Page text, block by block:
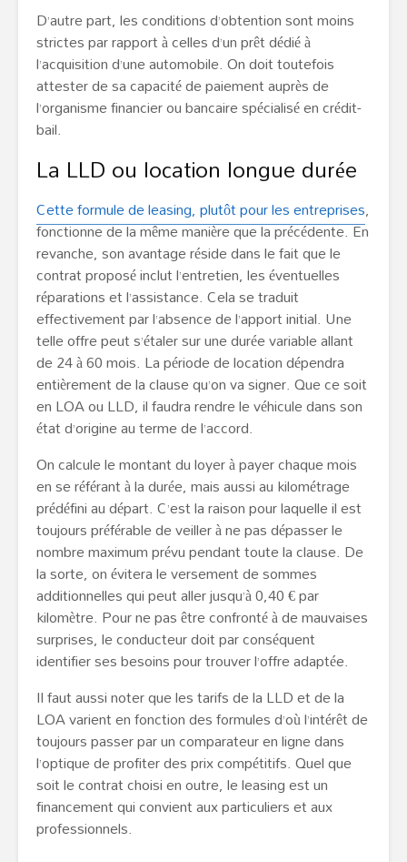
D’autre part, les conditions d’obtention sont moins
strictes par rapport à celles d’un prêt dédié à
l’acquisition d’une automobile. On doit toutefois
attester de sa capacité de paiement auprès de
l’organisme financier ou bancaire spécialisé en crédit-
bail.
La LLD ou location longue durée
Cette formule de leasing, plutôt pour les entreprises,
fonctionne de la même manière que la précédente. En
revanche, son avantage réside dans le fait que le
contrat proposé inclut l’entretien, les éventuelles
réparations et l’assistance. Cela se traduit
effectivement par l’absence de l’apport initial. Une
telle offre peut s’étaler sur une durée variable allant
de 24 à 60 mois. La période de location dépendra
entièrement de la clause qu’on va signer. Que ce soit
en LOA ou LLD, il faudra rendre le véhicule dans son
état d’origine au terme de l’accord.
On calcule le montant du loyer à payer chaque mois
en se référant à la durée, mais aussi au kilométrage
prédéfini au départ. C’est la raison pour laquelle il est
toujours préférable de veiller à ne pas dépasser le
nombre maximum prévu pendant toute la clause. De
la sorte, on évitera le versement de sommes
additionnelles qui peut aller jusqu’à 0,40 € par
kilomètre. Pour ne pas être confronté à de mauvaises
surprises, le conducteur doit par conséquent
identifier ses besoins pour trouver l’offre adaptée.
Il faut aussi noter que les tarifs de la LLD et de la
LOA varient en fonction des formules d’où l’intérêt de
toujours passer par un comparateur en ligne dans
l’optique de profiter des prix compétitifs. Quel que
soit le contrat choisi en outre, le leasing est un
financement qui convient aux particuliers et aux
professionnels.